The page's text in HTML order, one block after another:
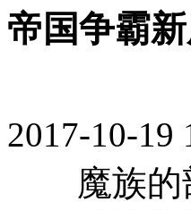
帝国争霸
2017-10-
魔族的部